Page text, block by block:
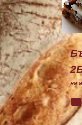
к
а
ц
и
и
на